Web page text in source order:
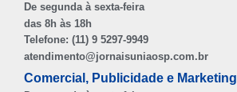
De segunda à sexta-feira
das 8h às 18h
Telefone: (11) 9 5297-9949
atendimento@jornaisuniaosp.com.br
Comercial, Publicidade e Marketing